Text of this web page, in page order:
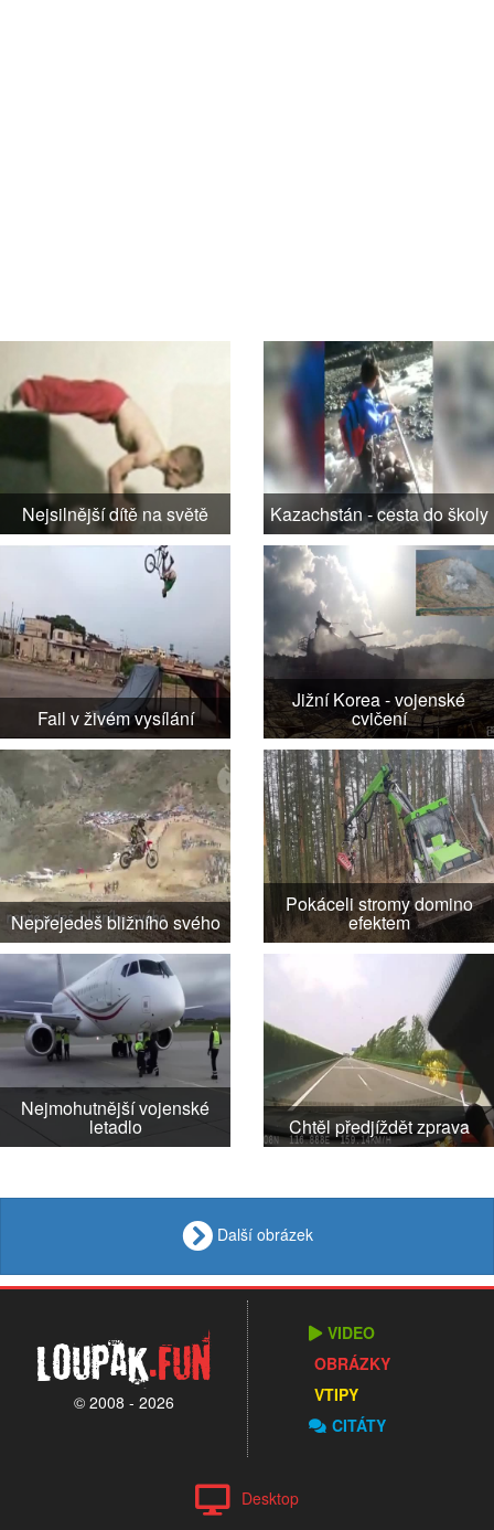
Nejsilnější dítě na světě Kazachstán - cesta do školy
Fail v živém vysílání
Jižní Korea - vojenské
cvičení
Nepřejedeš bližního svého
Pokáceli stromy domino
efektem
Nejmohutnější vojenské
letadlo Chtěl předjíždět zprava
Další obrázek
Loupak.fun
© 2008 - 2026
VIDEO
OBRÁZKY
VTIPY
CITÁTY
Desktop